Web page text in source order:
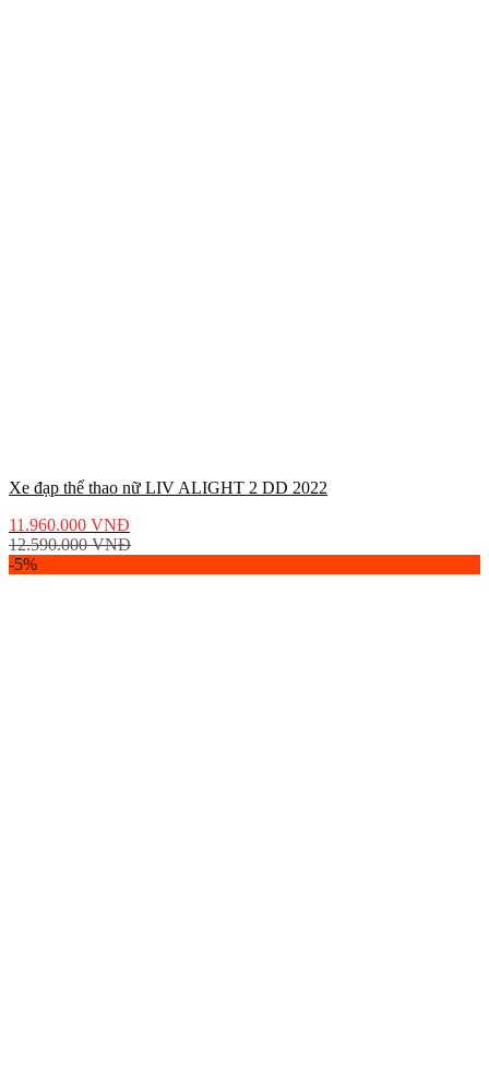
Xe đạp thể thao nữ LIV ALIGHT 2 DD 2022
11.960.000 VNĐ
12.590.000VNĐ
-5%